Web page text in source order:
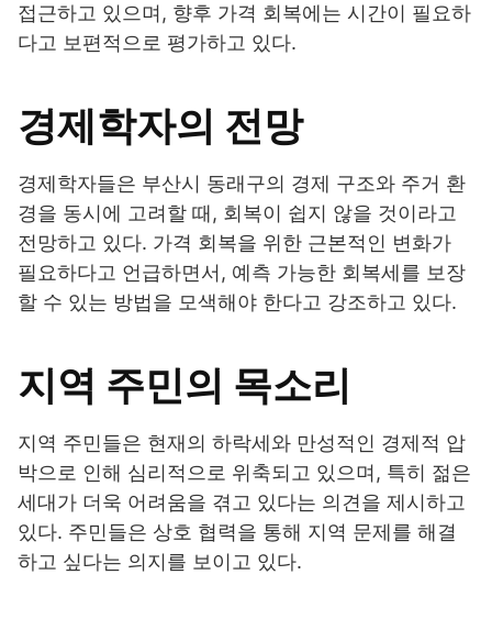
접근하고 있으며, 향후 가격 회복에는 시간이 필요하
다고 보편적으로 평가하고 있다.
경제학자의 전망
경제학자들은 부산시 동래구의 경제 구조와 주거 환
경을 동시에 고려할 때, 회복이 쉽지 않을 것이라고
전망하고 있다. 가격 회복을 위한 근본적인 변화가
필요하다고 언급하면서, 예측 가능한 회복세를 보장
할 수 있는 방법을 모색해야 한다고 강조하고 있다.
지역 주민의 목소리
지역 주민들은 현재의 하락세와 만성적인 경제적 압
박으로 인해 심리적으로 위축되고 있으며, 특히 젊은
세대가 더욱 어려움을 겪고 있다는 의견을 제시하고
있다. 주민들은 상호 협력을 통해 지역 문제를 해결
하고 싶다는 의지를 보이고 있다.